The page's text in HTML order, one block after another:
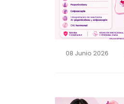
08 Junio 2026